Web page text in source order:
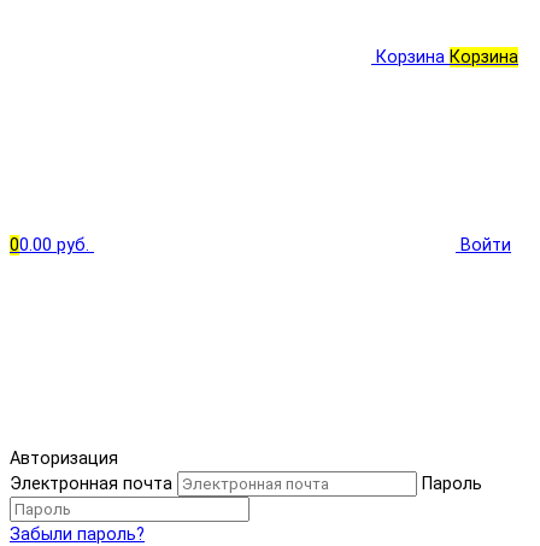
Корзина Корзина
00.00 руб. Войти
Авторизация
Электронная почта
Пароль
Забыли пароль?